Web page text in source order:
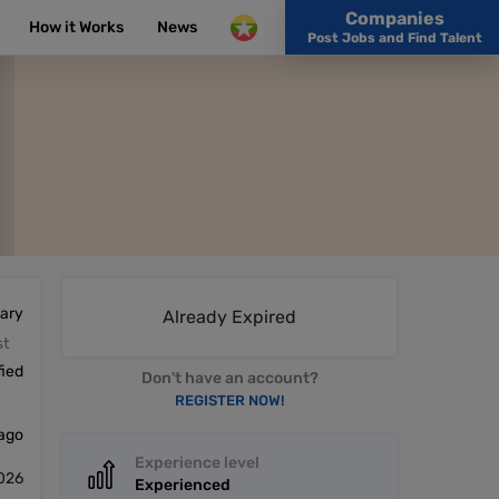
How it Works News Companies
Post Jobs and Find Talent
Already Expired
Don't have an account?
REGISTER NOW!
Experience level
Experienced